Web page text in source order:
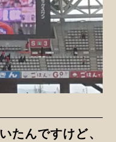
たんですけど、